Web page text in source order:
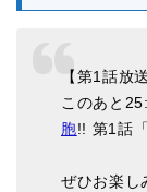
【第1話放
このあと
胞!! 第1話
ぜひお楽し